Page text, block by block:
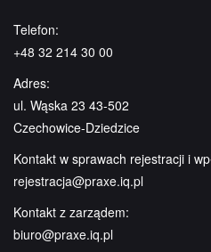
Telefon:
+48 32 214 30 00
Adres:
ul. Wąska 23 43-502
Czechowice-Dziedzice
Kontakt w sprawach rejestracji i
rejestracja@praxe.iq.pl
Kontakt z zarządem:
biuro@praxe.iq.pl